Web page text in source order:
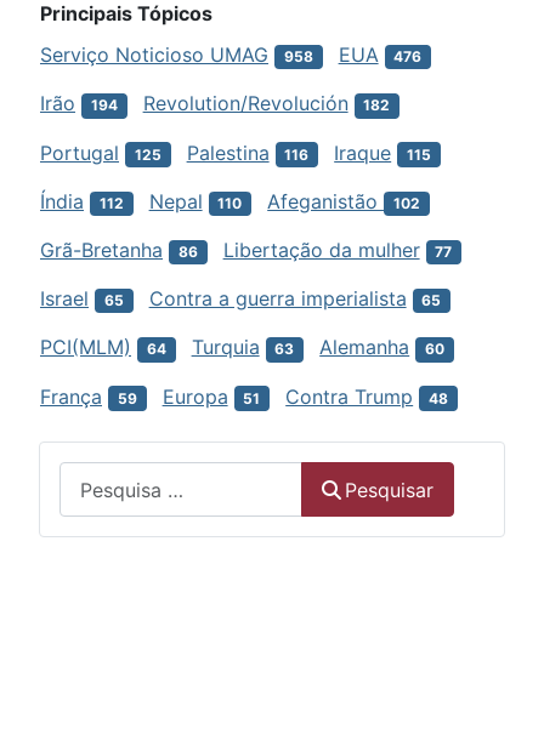
Principais Tópicos
Serviço Noticioso UMAG
958 EUA 476
Irão 194 Revolution/Revolución 182
Portugal 125 Palestina 116 Iraque 115
Índia 112 Nepal 110 Afeganistão 102
Grã-Bretanha 86 Libertação da mulher 77
Israel 65 Contra a guerra imperialista 65
PCI(MLM) 64 Turquia 63 Alemanha 60
França 59 Europa 51 Contra Trump 48
Pesquisar